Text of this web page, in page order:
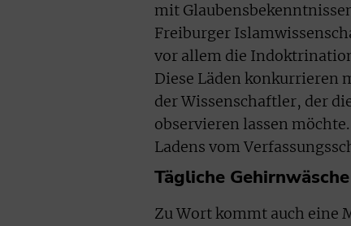
mit
Freiburger
vor allem die
Diese Läden konkurrieren
der Wissenschaftler, der
observieren lassen
Ladens vom
Tägliche Gehirnwäsche
Zu Wort kommt auch eine